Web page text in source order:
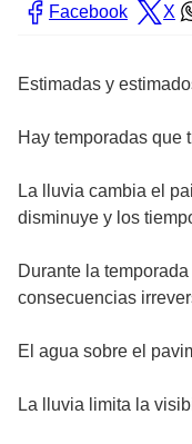
Facebook X
Estimadas y
Hay temporadas que
La lluvia cambia el
disminuye y los
Durante la
consecuencias
El agua sobre el
La lluvia limita la